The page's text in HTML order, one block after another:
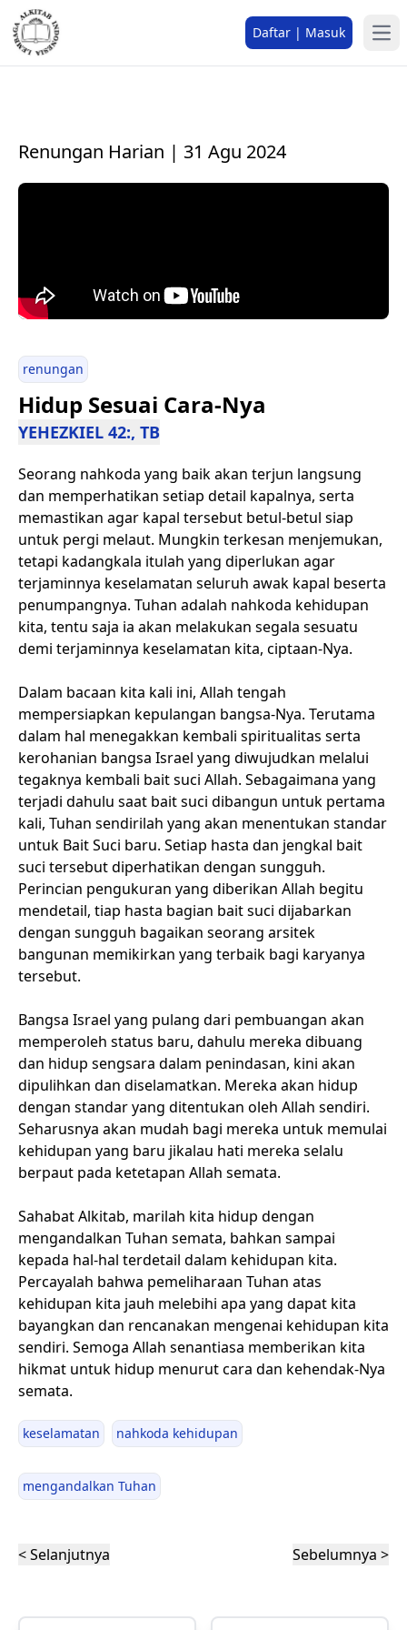
Daftar | Masuk
Renungan Harian | 31 Agu 2024
renungan
Hidup Sesuai Cara-Nya
YEHEZKIEL 42:, TB
Seorang nahkoda yang baik akan terjun langsung
dan memperhatikan setiap detail kapalnya, serta
memastikan agar kapal tersebut betul-betul siap
untuk pergi melaut. Mungkin terkesan menjemukan,
tetapi kadangkala itulah yang diperlukan agar
terjaminnya keselamatan seluruh awak kapal beserta
penumpangnya. Tuhan adalah nahkoda kehidupan
kita, tentu saja ia akan melakukan segala sesuatu
demi terjaminnya keselamatan kita, ciptaan-Nya.
Dalam bacaan kita kali ini, Allah tengah
mempersiapkan kepulangan bangsa-Nya. Terutama
dalam hal menegakkan kembali spiritualitas serta
kerohanian bangsa Israel yang diwujudkan melalui
tegaknya kembali bait suci Allah. Sebagaimana yang
terjadi dahulu saat bait suci dibangun untuk pertama
kali, Tuhan sendirilah yang akan menentukan standar
untuk Bait Suci baru. Setiap hasta dan jengkal bait
suci tersebut diperhatikan dengan sungguh.
Perincian pengukuran yang diberikan Allah begitu
mendetail, tiap hasta bagian bait suci dijabarkan
dengan sungguh bagaikan seorang arsitek
bangunan memikirkan yang terbaik bagi karyanya
tersebut.
Bangsa Israel yang pulang dari pembuangan akan
memperoleh status baru, dahulu mereka dibuang
dan hidup sengsara dalam penindasan, kini akan
dipulihkan dan diselamatkan. Mereka akan hidup
dengan standar yang ditentukan oleh Allah sendiri.
Seharusnya akan mudah bagi mereka untuk memulai
kehidupan yang baru jikalau hati mereka selalu
berpaut pada ketetapan Allah semata.
Sahabat Alkitab, marilah kita hidup dengan
mengandalkan Tuhan semata, bahkan sampai
kepada hal-hal terdetail dalam kehidupan kita.
Percayalah bahwa pemeliharaan Tuhan atas
kehidupan kita jauh melebihi apa yang dapat kita
bayangkan dan rencanakan mengenai kehidupan kita
sendiri. Semoga Allah senantiasa memberikan kita
hikmat untuk hidup menurut cara dan kehendak-Nya
semata.
keselamatan nahkoda kehidupan
mengandalkan Tuhan
< Selanjutnya Sebelumnya >